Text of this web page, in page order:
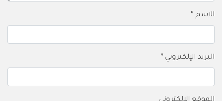
الاسم *
البريد الإلكتروني *